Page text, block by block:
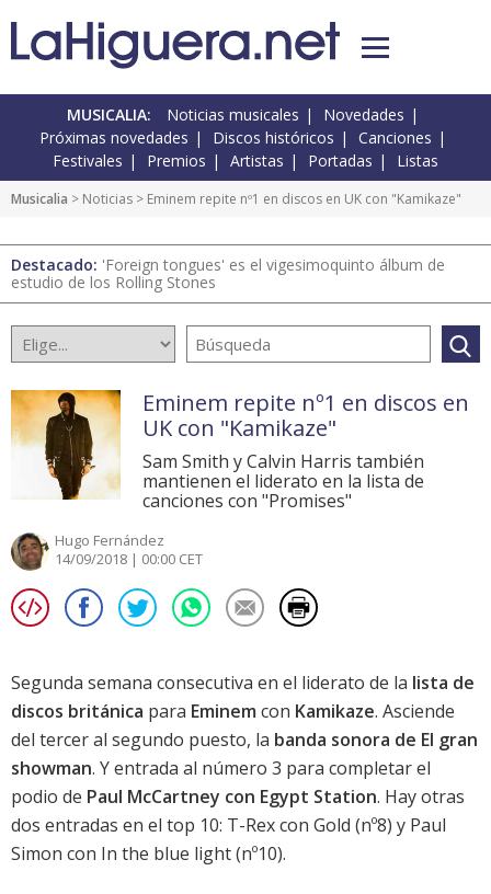
MUSICALIA: Noticias musicales
Novedades
Próximas novedades
Discos históricos
Canciones
Festivales
Premios Artistas Portadas Listas
Musicalia > Noticias > Eminem repite nº1 en discos en UK con "Kamikaze"
Destacado: 'Foreign tongues' es el vigesimoquinto álbum de
estudio de los Rolling Stones
Eminem repite nº1 en discos en
UK con "Kamikaze"
Sam Smith y Calvin Harris también
mantienen el liderato en la lista de
canciones con "Promises"
Hugo Fernández
14/09/2018 | 00:00 CET
Segunda semana consecutiva en el liderato de la lista de
discos británica para Eminem con Kamikaze. Asciende
del tercer al segundo puesto, la banda sonora de El gran
showman. Y entrada al número 3 para completar el
podio de Paul McCartney con Egypt Station. Hay otras
dos entradas en el top 10: T-Rex con Gold (nº8) y Paul
Simon con In the blue light(nº10).